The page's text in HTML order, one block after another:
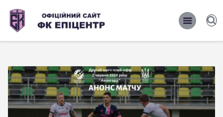
ОФІЦІЙНИЙ САЙТ ФК ЕПІЦЕНТР
ОФІЦІЙНИЙ САЙТ ФК ЕПІЦЕНТР
Головна
Новини
Команда